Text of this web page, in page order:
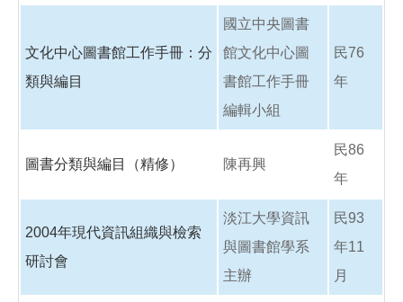
文化中心圖書館工作手冊：分
類與編目
國立中央圖書
館文化中心圖
書館工作手冊
編輯小組
民76
年
圖書分類與編目（精修） 陳再興
民86
年
2004年現代資訊組織與檢索
研討會
淡江大學資訊
與圖書館學系
主辦
民93
年11
月